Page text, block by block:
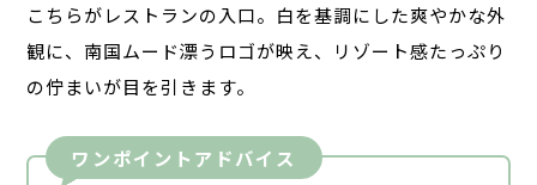
こちらがレストランの入口。白を基調にした爽やかな外
観に、南国ムード漂うロゴが映え、リゾート感たっぷり
の佇まいが目を引きます。
ワンポイントアドバイス